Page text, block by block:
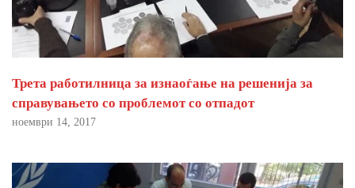
Трета работилница за изнаоѓање на решенија за
справувањето со проблемот со отпадот
ноември 14, 2017